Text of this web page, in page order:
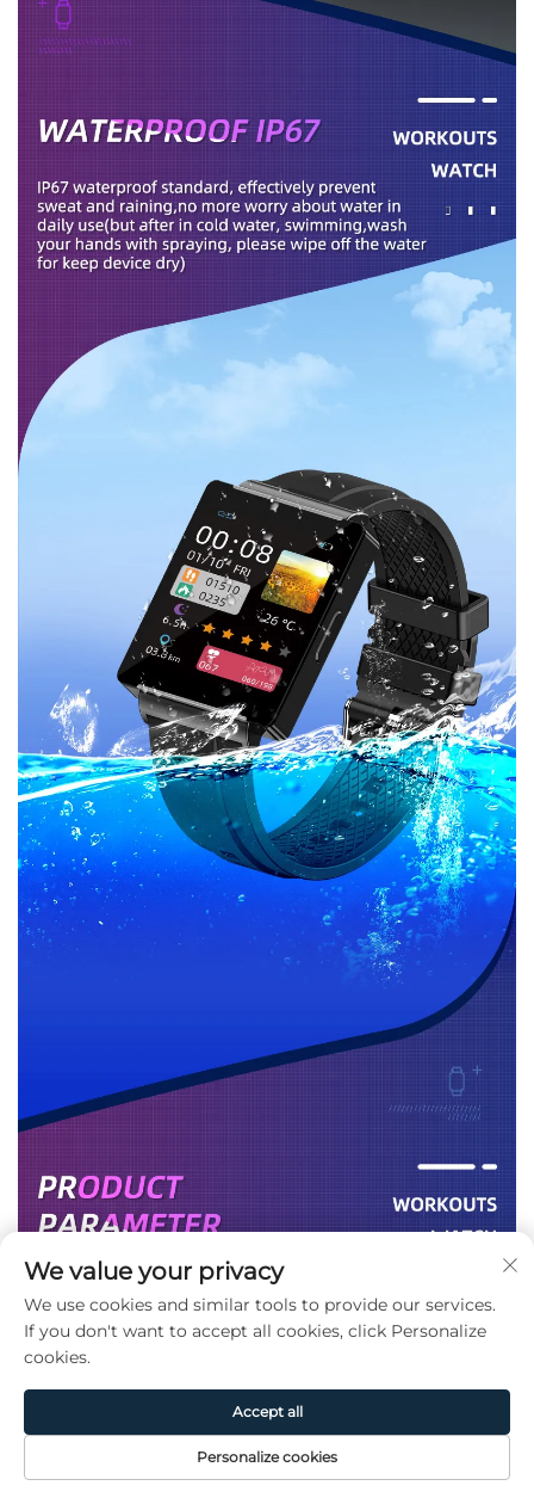
홈페이지 제품 소개 문의하기
We value your privacy
We use cookies and similar tools to provide our services.
If you don't want to accept all cookies, click Personalize
cookies.
Personalize cookies
Accept all